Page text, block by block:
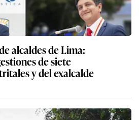
alcaldes de Lima:
de siete
y del exalcalde